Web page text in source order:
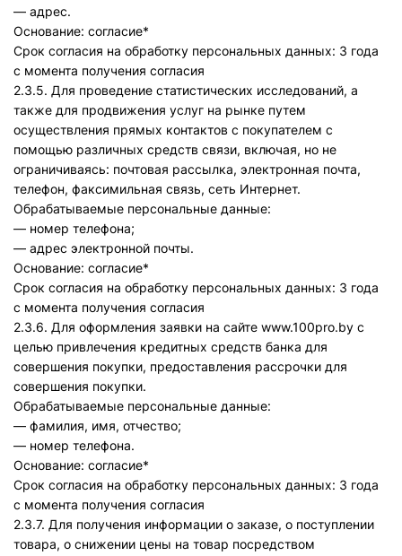
— адрес.
Основание: согласие*
Срок согласия на обработку персональных данных: 3 года
с момента получения согласия
2.3.5. Для проведение статистических исследований, а
также для продвижения услуг на рынке путем
осуществления прямых контактов с покупателем с
помощью различных средств связи, включая, но не
ограничиваясь: почтовая рассылка, электронная почта,
телефон, факсимильная связь, сеть Интернет.
Обрабатываемые персональные данные:
— номер телефона;
— адрес электронной почты.
Основание: согласие*
Срок согласия на обработку персональных данных: 3 года
с момента получения согласия
2.3.6. Для оформления заявки на сайте www.100pro.by с
целью привлечения кредитных средств банка для
совершения покупки, предоставления рассрочки для
совершения покупки.
Обрабатываемые персональные данные:
— фамилия, имя, отчество;
— номер телефона.
Основание: согласие*
Срок согласия на обработку персональных данных: 3 года
с момента получения согласия
2.3.7. Для получения информации о заказе, о поступлении
товара, о снижении цены на товар посредством